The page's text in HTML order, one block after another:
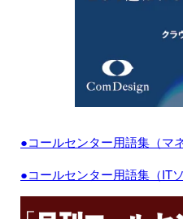
●コールセンター用語集（マ
●コールセンター用語集（IT